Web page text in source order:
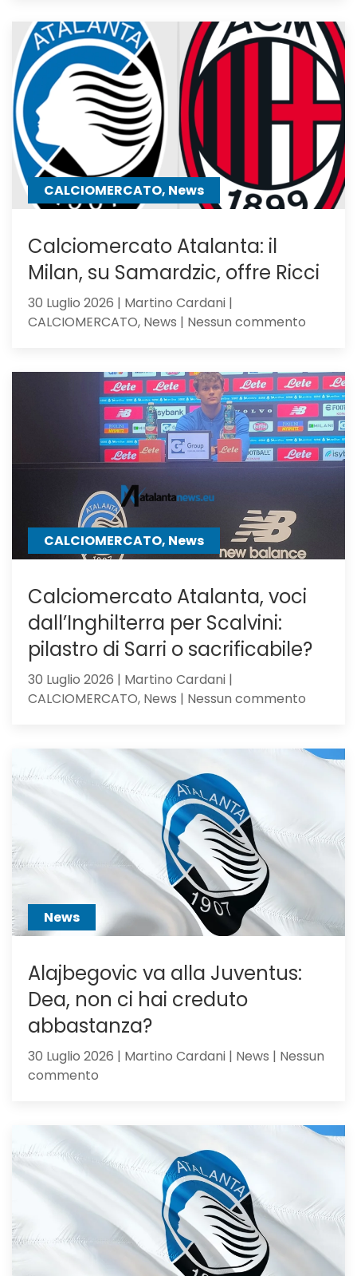
di
Sarri,
verso
mister
chiama
CALCIOMERCATO, News
Calciomercato Atalanta: il
Milan, su Samardzic, offre Ricci
30 Luglio 2026 | Martino Cardani |
CALCIOMERCATO, News | Nessun commento
il
Milan,
su
offre
Ricci
CALCIOMERCATO, News
Calciomercato Atalanta, voci
dall’Inghilterra per Scalvini:
pilastro di Sarri o sacrificabile?
30 Luglio 2026 | Martino Cardani |
CALCIOMERCATO, News | Nessun commento
voci
pilastro
Sarri
News
Alajbegovic va alla Juventus:
Dea, non ci hai creduto
abbastanza?
30 Luglio 2026 | Martino Cardani | News | Nessun
commento
alla
Juventus:
Dea,
non
hai
creduto
abbastanza?